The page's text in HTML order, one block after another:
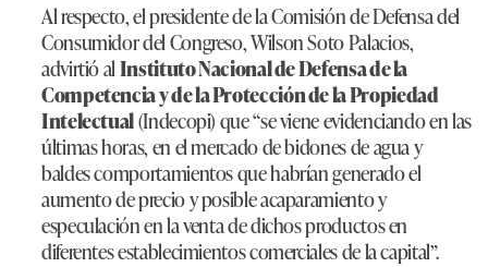
Al respecto, el presidente de la Comisión de Defensa del
Consumidor del Congreso, Wilson Soto Palacios,
advirtió alInstituto Nacional de Defensa de la
Competencia y de la Protección de la Propiedad
Intelectual(Indecopi) que“se viene evidenciando en las
últimas horas, en el mercado de bidones de agua y
baldes comportamientos que habrían generado el
aumento de precio y posible acaparamiento y
especulación en la venta de dichos productos en
diferentes establecimientos comerciales de la capital”.